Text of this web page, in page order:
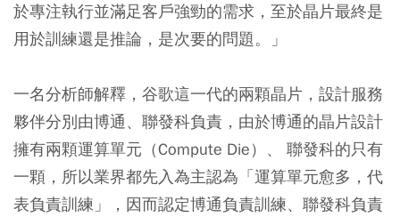
於專注執行並滿足客戶強勁的需求，至於晶片最終是
用於訓練還是推論，是次要的問題。」
一名分析師解釋，谷歌這一代的兩顆晶片，設計服務
夥伴分別由博通、聯發科負責，由於博通的晶片設計
擁有兩顆運算單元（Compute Die）、 聯發科的只有
一顆，所以業界都先入為主認為「運算單元愈多，代
表負責訓練」，因而認定博通負責訓練、聯發科負責